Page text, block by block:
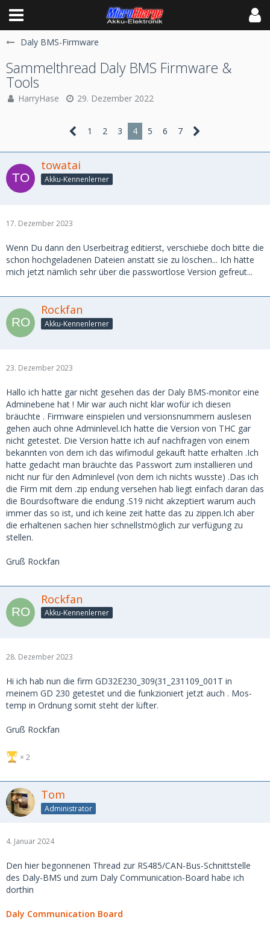
Daly BMS-Firmware
Sammelthread Daly BMS Firmware &
Tools
HarryHase 29. Dezember 2022
1 2 3 4 5 6 7
towatai
Akku-Kennenlerner
17. Dezember 2023
Wenn Du dann den Userbeitrag editierst, verschiebe doch bitte die
schon hochgeladenen Dateien anstatt sie zu löschen... Ich hätte
mich jetzt nämlich sehr über die passwortlose Version gefreut...
Rockfan
Akku-Kennenlerner
23. Dezember 2023
Hallo ich hatte gar nicht gesehen das der Daly BMS-monitor eine
Adminebene hat ! Mir war auch nicht klar wofür ich diesen
bräuchte . Firmware einspielen und versionsnummern auslesen
gehen auch ohne Adminlevel.Ich hatte die Version von THC gar
nicht getestet. Die Version hatte ich auf nachfragen von einem
bekannten von dem ich das wifimodul gekauft hatte erhalten .Ich
hatte gedacht man bräuchte das Passwort zum installieren und
nicht nur für den Adminlevel (von dem ich nichts wusste) .Das ich
die Firm mit dem .zip endung versehen hab liegt einfach daran das
die Bourdsoftware die endung .S19 nicht akzeptiert warum auch
immer das so ist, und ich keine zeit hatte das zu zippen.Ich aber
die erhaltenen sachen hier schnellstmöglich zur verfügung zu
stellen.
Gruß Rockfan
Rockfan
Akku-Kennenlerner
28. Dezember 2023
Hi ich hab nun die firm GD32E230_309(31_231109_001T in
meinem GD 230 getestet und die funkzioniert jetzt auch . Mos-
temp in Ordnung somit steht der lüfter.
Gruß Rockfan
2
Tom
Administrator
4. Januar 2024
Den hier begonnenen Thread zur RS485/CAN-Bus-Schnittstelle
des Daly-BMS und zum Daly Communication-Board habe ich
dorthin
Daly Communication Board